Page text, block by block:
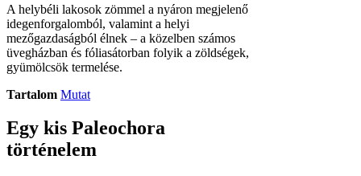
A helybéli lakosok zömmel a nyáron megjelenő
idegenforgalomból, valamint a helyi
mezőgazdaságból élnek – a közelben számos
üvegházban és fóliasátorban folyik a zöldségek,
gyümölcsök termelése.
Tartalom Mutat
Egy kis Paleochora
történelem